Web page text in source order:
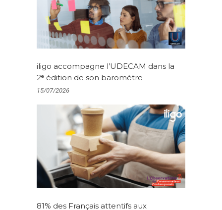
iligo accompagne l’UDECAM dans la
2ᵉ édition de son baromètre
15/07/2026
81% des Français attentifs aux